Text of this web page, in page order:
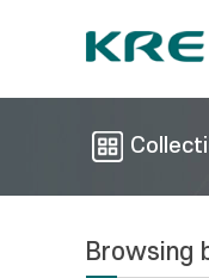
Browsing